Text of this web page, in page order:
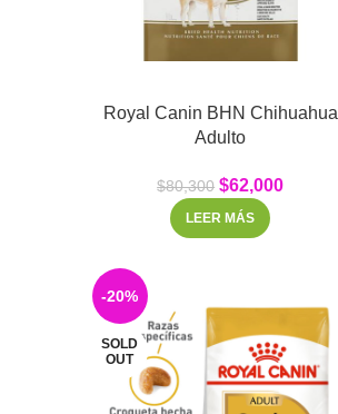
Royal Canin BHN Chihuahua
Adulto
$80,300 $62,000
LEER MÁS
-20%
SOLD
OUT